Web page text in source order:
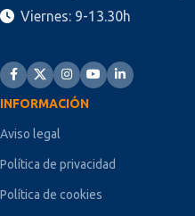
Viernes: 9-13.30h
INFORMACIÓN
Aviso legal
Política de privacidad
Política de cookies